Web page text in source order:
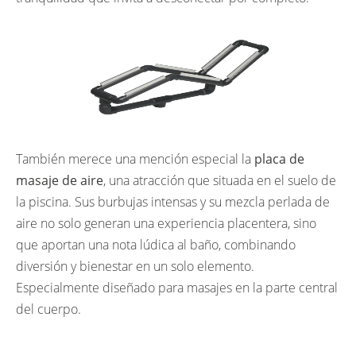
También merece una mención especial la placa de
masaje de aire, una atracción que situada en el suelo de
la piscina. Sus burbujas intensas y su mezcla perlada de
aire no solo generan una experiencia placentera, sino
que aportan una nota lúdica al baño, combinando
diversión y bienestar en un solo elemento.
Especialmente diseñado para masajes en la parte central
del cuerpo.